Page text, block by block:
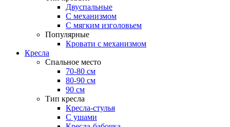
Двуспальные
С механизмом
С мягким изголовьем
Популярные
Кровати с механизмом
Кресла
Спальное место
70-80 см
80-90 см
90 см
Тип кресла
Кресла-стулья
С ушами